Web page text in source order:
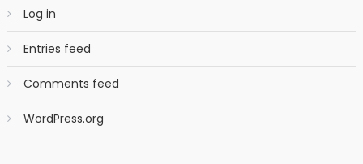
Log in
Entries feed
Comments feed
WordPress.org